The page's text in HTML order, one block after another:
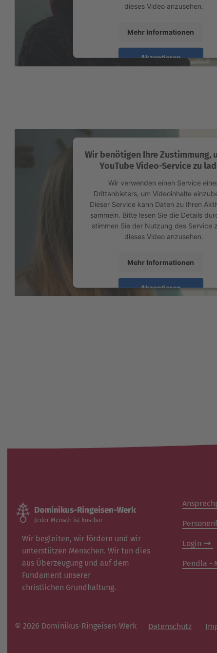
dieses Video anzusehen.
Mehr Informationen
Akzeptieren
Wir benötigen Ihre Zustimmung,
YouTube Video-Service zu
Wir verwenden einen Service
Drittanbieters, um Videoinhalte
Dieser Service kann Daten zu Ihren
sammeln. Bitte lesen Sie die Details
stimmen Sie der Nutzung des Service
dieses Video anzusehen.
Mehr Informationen
Akzeptieren
Wir begleiten, wir fördern und wir
unterstützen Menschen. Wir tun dies
aus Überzeugung und auf dem
Fundament unserer
christlichen Grundhaltung.
Login
Pendla -
© 2026 Dominikus-Ringeisen-Werk Datenschutz